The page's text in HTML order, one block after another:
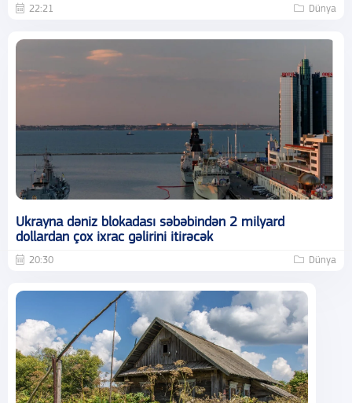
22:21 Dünya
Ukrayna dəniz blokadası səbəbindən 2 milyard
dollardan çox ixrac gəlirini itirəcək
20:30 Dünya